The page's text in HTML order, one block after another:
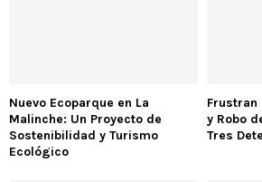
Nuevo Ecoparque en La
Malinche: Un Proyecto de
Sostenibilidad y Turismo
Ecológico
Frustran
y Robo
Tres